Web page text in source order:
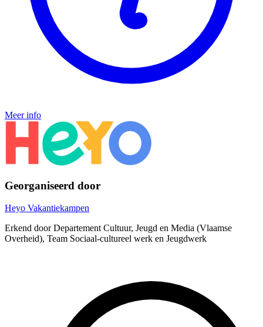
Meer info
Georganiseerd door
Heyo Vakantiekampen
Erkend door Departement Cultuur, Jeugd en Media (Vlaamse
Overheid), Team Sociaal-cultureel werk en Jeugdwerk